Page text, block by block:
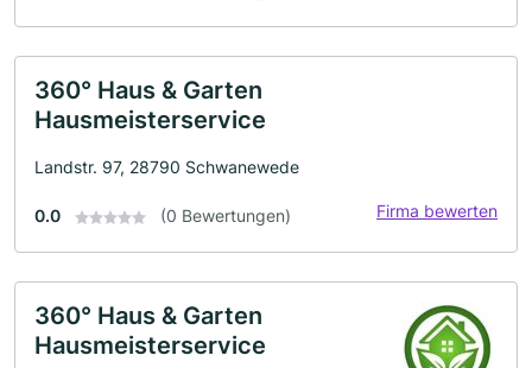
360° Haus & Garten
Hausmeisterservice
Landstr. 97, 28790 Schwanewede
0.0 (0 Bewertungen) Firma bewerten
360° Haus & Garten
Hausmeisterservice